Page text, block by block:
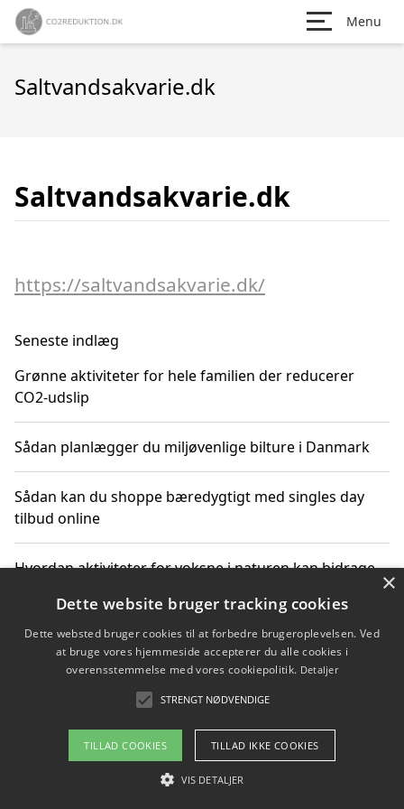
Menu
Saltvandsakvarie.dk
Saltvandsakvarie.dk
https://saltvandsakvarie.dk/
Seneste indlæg
Grønne aktiviteter for hele familien der reducerer
CO2-udslip
Sådan planlægger du miljøvenlige bilture i Danmark
Sådan kan du shoppe bæredygtigt med singles day
tilbud online
Hvordan aktiviteter for voksne i naturen kan bidrage
Sådan planlægger du dine vigtige datoer for CO2-
reduktion
Copyright 2026 - Pilanto Aps
Om / kontakt
×
Dette website bruger tracking cookies
Dette websted bruger cookies til at forbedre brugeroplevelsen. Ved
at bruge vores hjemmeside accepterer du alle cookies i
overensstemmelse med vores cookiepolitik. Detaljer
STRENGT NØDVENDIGE
TILLAD COOKIES TILLAD IKKE COOKIES
VIS DETALJER